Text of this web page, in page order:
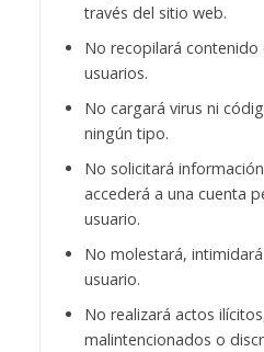
través del sitio web.
No recopilará
usuarios.
No cargará virus ni
ningún tipo.
No solicitará
accederá a una cuenta
usuario.
No molestará,
usuario.
No realizará actos
malintencionados o